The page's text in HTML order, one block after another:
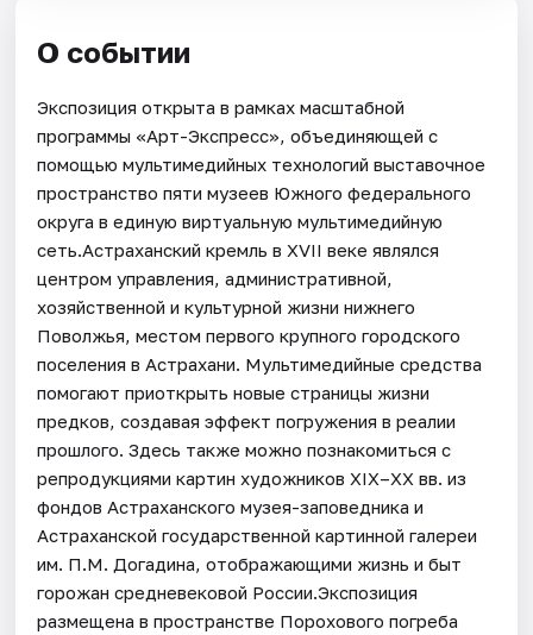
О событии
Экспозиция открыта в рамках масштабной
программы «Арт-Экспресс», объединяющей с
помощью мультимедийных технологий выставочное
пространство пяти музеев Южного федерального
округа в единую виртуальную мультимедийную
сеть.Астраханский кремль в XVII веке являлся
центром управления, административной,
хозяйственной и культурной жизни нижнего
Поволжья, местом первого крупного городского
поселения в Астрахани. Мультимедийные средства
помогают приоткрыть новые страницы жизни
предков, создавая эффект погружения в реалии
прошлого. Здесь также можно познакомиться с
репродукциями картин художников XIX–XX вв. из
фондов Астраханского музея-заповедника и
Астраханской государственной картинной галереи
им. П.М. Догадина, отображающими жизнь и быт
горожан средневековой России.Экспозиция
размещена в пространстве Порохового погреба